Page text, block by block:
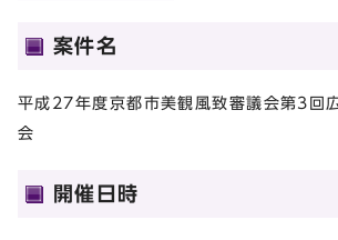
案件名
平成27年度京都市美観風致審議会第3回
会
開催日時